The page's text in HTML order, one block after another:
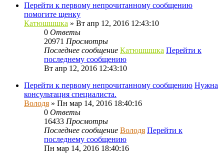
Перейти к первому непрочитанному сообщению
помогите щенку
Катюшшшка » Вт апр 12, 2016 12:43:10
0 Ответы
20971 Просмотры
Последнее сообщение Катюшшшка Перейти к
последнему сообщению
Вт апр 12, 2016 12:43:10
Перейти к первому непрочитанному сообщению Нужна
консультация специалиста.
Володя » Пн мар 14, 2016 18:40:16
0 Ответы
16433 Просмотры
Последнее сообщение Володя Перейти к
последнему сообщению
Пн мар 14, 2016 18:40:16